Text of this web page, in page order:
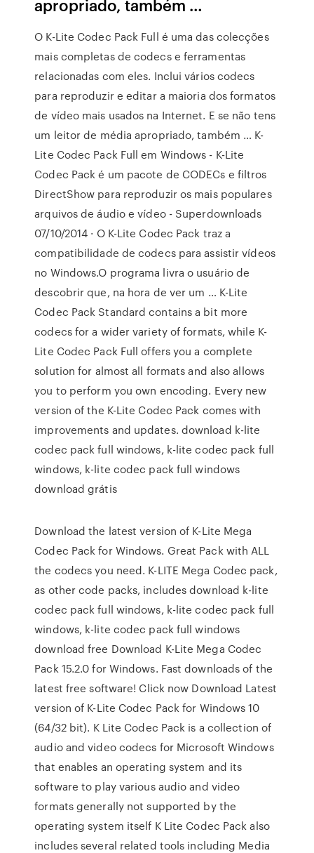
apropriado, também …
O K-Lite Codec Pack Full é uma das colecções
mais completas de codecs e ferramentas
relacionadas com eles. Inclui vários codecs
para reproduzir e editar a maioria dos formatos
de vídeo mais usados na Internet. E se não tens
um leitor de média apropriado, também … K-
Lite Codec Pack Full em Windows - K-Lite
Codec Pack é um pacote de CODECs e filtros
DirectShow para reproduzir os mais populares
arquivos de áudio e vídeo - Superdownloads
07/10/2014 · O K-Lite Codec Pack traz a
compatibilidade de codecs para assistir vídeos
no Windows.O programa livra o usuário de
descobrir que, na hora de ver um … K-Lite
Codec Pack Standard contains a bit more
codecs for a wider variety of formats, while K-
Lite Codec Pack Full offers you a complete
solution for almost all formats and also allows
you to perform you own encoding. Every new
version of the K-Lite Codec Pack comes with
improvements and updates. download k-lite
codec pack full windows, k-lite codec pack full
windows, k-lite codec pack full windows
download grátis
Download the latest version of K-Lite Mega
Codec Pack for Windows. Great Pack with ALL
the codecs you need. K-LITE Mega Codec pack,
as other code packs, includes download k-lite
codec pack full windows, k-lite codec pack full
windows, k-lite codec pack full windows
download free Download K-Lite Mega Codec
Pack 15.2.0 for Windows. Fast downloads of the
latest free software! Click now Download Latest
version of K-Lite Codec Pack for Windows 10
(64/32 bit). K Lite Codec Pack is a collection of
audio and video codecs for Microsoft Windows
that enables an operating system and its
software to play various audio and video
formats generally not supported by the
operating system itself K Lite Codec Pack also
includes several related tools including Media